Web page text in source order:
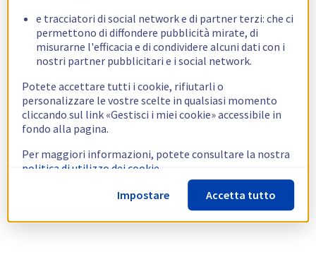
e tracciatori di social network e di partner terzi: che ci
permettono di diffondere pubblicità mirate, di
misurarne l'efficacia e di condividere alcuni dati con i
nostri partner pubblicitari e i social network.
Potete accettare tutti i cookie, rifiutarli o
personalizzare le vostre scelte in qualsiasi momento
cliccando sul link «Gestisci i miei cookie» accessibile in
fondo alla pagina.
Per maggiori informazioni, potete consultare la nostra
politica di utilizzo dei cookie.
Impostare
Accetta tutto